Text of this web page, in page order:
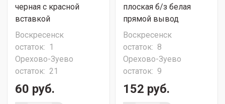
черная с красной
вставкой
Воскресенск
остаток: 1
Орехово-Зуево
остаток: 21
60 руб.
плоская б/з белая
прямой вывод
Воскресенск
остаток: 8
Орехово-Зуево
остаток: 9
152 руб.